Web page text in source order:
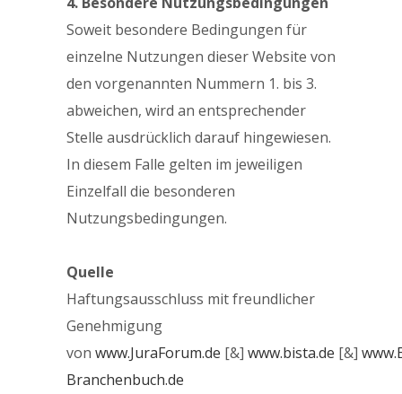
Soweit besondere Bedingungen für
einzelne Nutzungen dieser Website von
den vorgenannten Nummern 1. bis 3.
abweichen, wird an entsprechender
Stelle ausdrücklich darauf hingewiesen.
In diesem Falle gelten im jeweiligen
Einzelfall die besonderen
Nutzungsbedingungen.
Quelle
Haftungsausschluss mit freundlicher
Genehmigung
von www.JuraForum.de [&] www.bista.de [&]
Branchenbuch.de